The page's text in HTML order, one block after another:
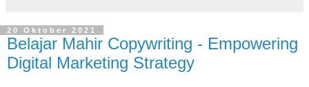
20 Oktober 2021
Belajar Mahir Copywriting - Empowering
Digital Marketing Strategy